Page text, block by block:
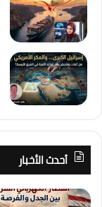
أحدث الأخبار